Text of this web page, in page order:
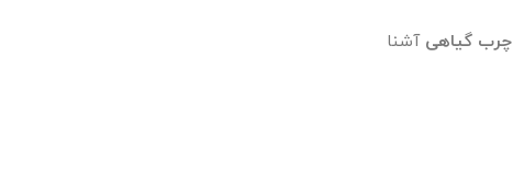
چرب گیاهی آشنا